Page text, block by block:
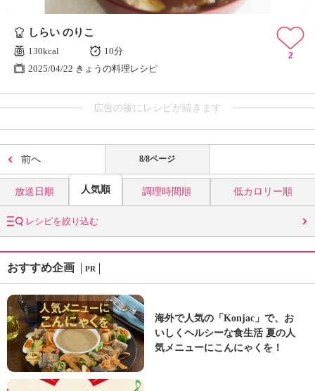
しらい のりこ
130kcal
10分
2025/04/22 きょうの料理レシピ
2
広告の後にレシピが続きます
前へ 8/8ページ
放送日順 人気順 調理時間順 低カロリー順
レシピを絞り込む
おすすめ企画 PR
海外で人気の「Konjac」で、お
いしくヘルシーな食生活 夏の人
気メニューにこんにゃくを！